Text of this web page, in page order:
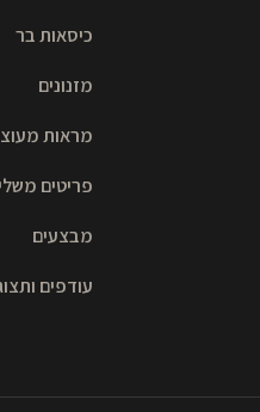
כיסאות בר
מזנונים
מראות
פריטים
מבצעים
עודפים